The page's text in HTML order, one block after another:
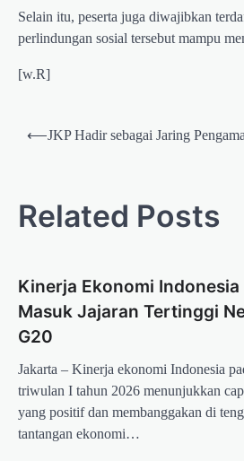
Selain itu, peserta juga diwajibkan
perlindungan sosial tersebut mampu
[w.R]
Post
⟵JKP Hadir sebagai Jaring
Related Posts
Kinerja Ekonomi Indonesia
Masuk Jajaran Tertinggi
G20
Jakarta – Kinerja ekonomi Indonesia
triwulan I tahun 2026 menunjukkan
yang positif dan membanggakan di
tantangan ekonomi…